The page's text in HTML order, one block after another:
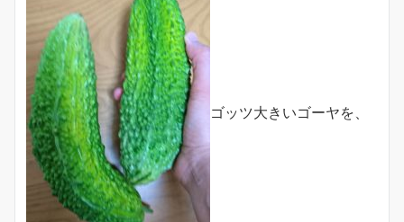
ゴッツ大きいゴーヤを、